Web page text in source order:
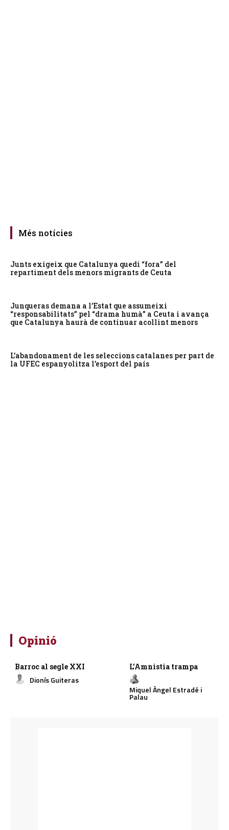
Més notícies
Junts exigeix que Catalunya quedi “fora” del
repartiment dels menors migrants de Ceuta
Junqueras demana a l’Estat que assumeixi
“responsabilitats” pel “drama humà” a Ceuta i avança
que Catalunya haurà de continuar acollint menors
L’abandonament de les seleccions catalanes per part de
la UFEC espanyolitza l’esport del país
Opinió
Barroc al segle XXI
Dionís Guiteras
L’Amnistia trampa
Miquel Àngel Estradé i
Palau